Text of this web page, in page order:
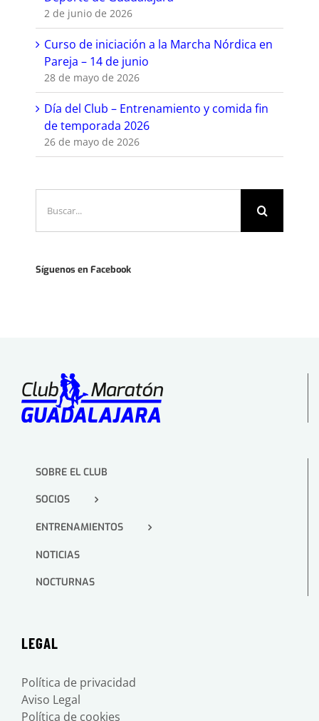
2 de junio de 2026
Curso de iniciación a la Marcha Nórdica en
Pareja – 14 de junio
28 de mayo de 2026
Día del Club – Entrenamiento y comida fin
de temporada 2026
26 de mayo de 2026
Síguenos en Facebook
SOBRE EL CLUB
SOCIOS
ENTRENAMIENTOS
NOTICIAS
NOCTURNAS
LEGAL
Política de privacidad
Aviso Legal
Política de cookies